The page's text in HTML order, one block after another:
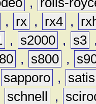
, rx , rx4 ,
, s2000 , s3
, s800 ,
sapporo ,
satis
schnell ,